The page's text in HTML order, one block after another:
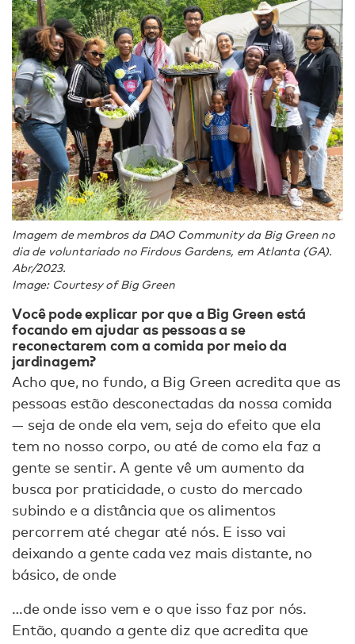
Imagem de membros da DAO Community da Big Green no
dia de voluntariado no Firdous Gardens, em Atlanta (GA).
Abr/2023.
Image: Courtesy of Big Green
Você pode explicar por que a Big Green está
focando em ajudar as pessoas a se
reconectarem com a comida por meio da
jardinagem?
Acho que, no fundo, a Big Green acredita que as
pessoas estão desconectadas da nossa comida
— seja de onde ela vem, seja do efeito que ela
tem no nosso corpo, ou até de como ela faz a
gente se sentir. A gente vê um aumento da
busca por praticidade, o custo do mercado
subindo e a distância que os alimentos
percorrem até chegar até nós. E isso vai
deixando a gente cada vez mais distante, no
básico, de onde
…de onde isso vem e o que isso faz por nós.
Então, quando a gente diz que acredita que